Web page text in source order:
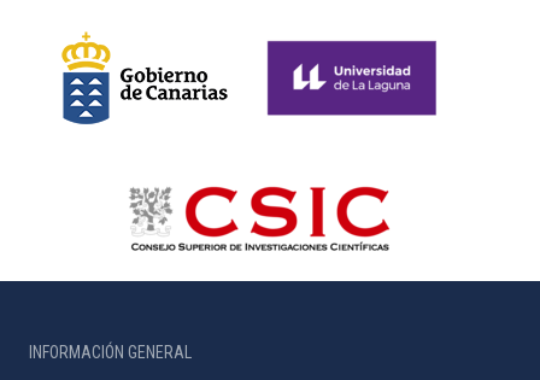
INFORMACIÓN GENERAL